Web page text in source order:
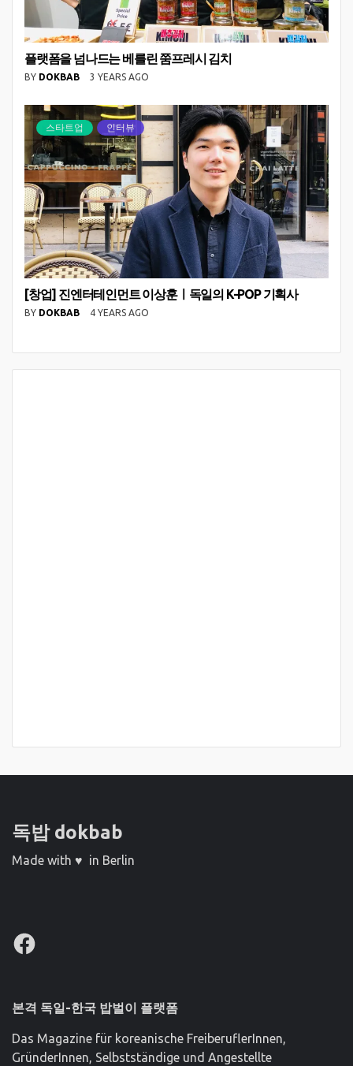
플랫폼을 넘나드는 베를린 쭘프레시 김치
BY DOKBAB 3 YEARS AGO
스타트업 인터뷰
[창업] 진엔터테인먼트 이상훈ㅣ독일의 K-POP 기획사
BY DOKBAB 4 YEARS AGO
독밥 dokbab
Made with ♥ in Berlin
Facebook
본격 독일-한국 밥벌이 플랫폼
Das Magazine für koreanische FreiberuflerInnen,
GründerInnen, Selbstständige und Angestellte